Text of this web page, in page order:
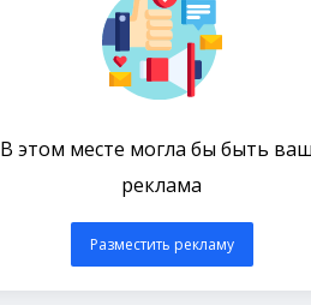
В этом месте могла бы быть
реклама
Разместить рекламу